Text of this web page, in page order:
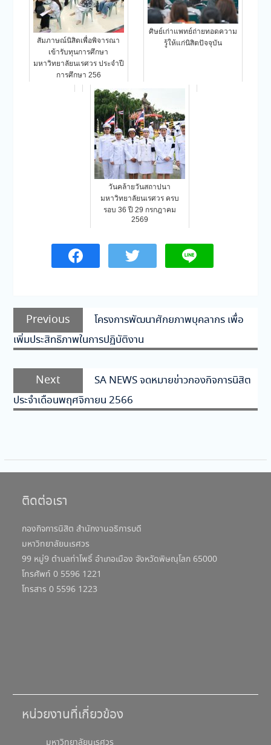
สัมภาษณ์นิสิตเพื่อพิจารณา
เข้ารับทุนการศึกษา
มหาวิทยาลัยนเรศวร ประจำปี
การศึกษา 256
ศิษย์เก่าแพทย์ถ่ายทอดความ
รู้ให้แก่นิสิตปัจจุบัน
วันคล้ายวันสถาปนา
มหาวิทยาลัยนเรศวร ครบ
รอบ 36 ปี 29 กรกฎาคม
2569
แนะแนว
เรื่อง
Previous
Previous
post:
โครงการพัฒนาศักยภาพบุคลากร เพื่อ
เพิ่มประสิทธิภาพในการปฏิบัติงาน
Next
Next
post:
SA NEWS จดหมายข่าวกองกิจการนิสิต
ประจำเดือนพฤศจิกายน 2566
ติดต่อเรา
กองกิจการนิสิต สำนักงานอธิการบดี
มหาวิทยาลัยนเรศวร
99 หมู่9 ตำบลท่าโพธิ์ อำเภอเมือง จังหวัดพิษณุโลก 65000
โทรศัพท์ 0 5596 1221
โทรสาร 0 5596 1223
หน่วยงานที่เกี่ยวข้อง